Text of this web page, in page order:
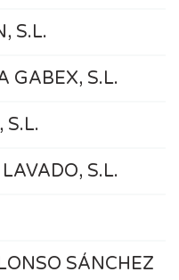
S.L.
GABEX, S.L.
S.L.
S.L.
SÁNCHEZ